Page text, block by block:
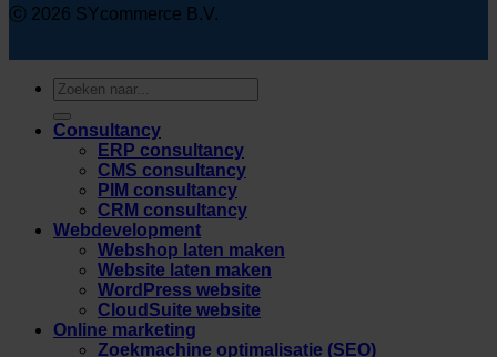
ⓒ 2026 SYcommerce B.V.
Zoeken
naar:
Consultancy
ERP consultancy
CMS consultancy
PIM consultancy
CRM consultancy
Webdevelopment
Webshop laten maken
Website laten maken
WordPress website
CloudSuite website
Online marketing
Zoekmachine optimalisatie (SEO)